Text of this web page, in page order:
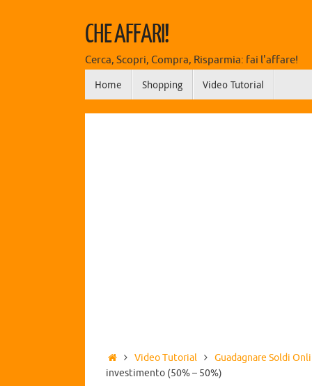
CHE AFFARI!
Cerca, Scopri, Compra, Risparmia: fai l'affare!
Home
Shopping Video Tutorial
Video Tutorial Guadagnare Soldi
investimento (50% – 50%)